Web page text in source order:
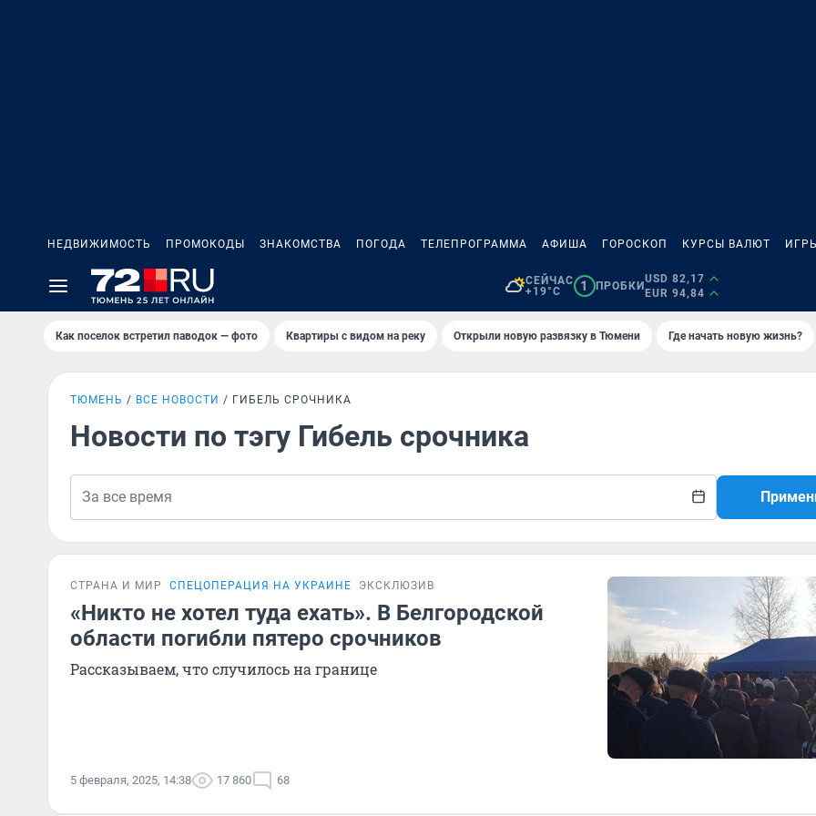
НЕДВИЖИМОСТЬ ПРОМОКОДЫ ЗНАКОМСТВА ПОГОДА ТЕЛЕПРОГРАММА АФИША ГОРОСКОП КУРСЫ ВАЛЮТ
СЕЙЧАС
+19°C
1 ПРОБКИ
USD 82,17
EUR 94,84
Как поселок встретил паводок — фото Квартиры с видом на реку Открыли новую развязку в Тюмени Где начать новую жизнь?
ТЮМЕНЬ ВСЕ НОВОСТИ ГИБЕЛЬ СРОЧНИКА
Новости по тэгу Гибель срочника
СТРАНА И МИР СПЕЦОПЕРАЦИЯ НА УКРАИНЕ ЭКСКЛЮЗИВ
«Никто не хотел туда ехать». В Белгородской
области погибли пятеро срочников
Рассказываем, что случилось на границе
5 февраля, 2025, 14:38 17 860 68